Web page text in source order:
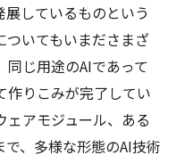
しているものという
ついてもいまださまざ
同じ用途のAIであって
作りこみが完了してい
ェアモジュール、ある
、多様な形態のAI技術